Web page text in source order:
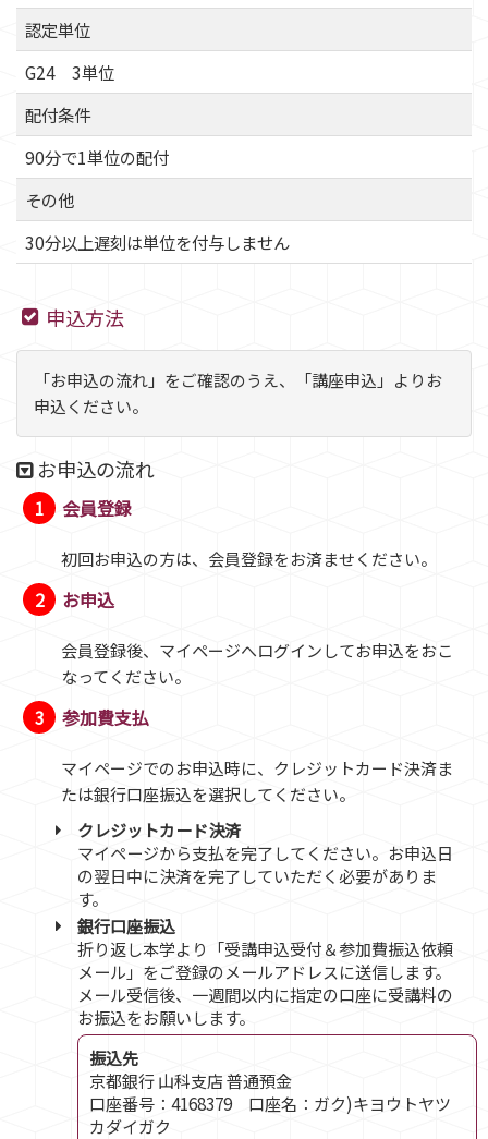
認定単位
G24 3単位
配付条件
90分で1単位の配付
その他
30分以上遅刻は単位を付与しません
申込方法
「お申込の流れ」をご確認のうえ、「講座申込」よりお
申込ください。
お申込の流れ
1 会員登録
初回お申込の方は、会員登録をお済ませください。
2 お申込
会員登録後、マイページへログインしてお申込をおこ
なってください。
3 参加費支払
マイページでのお申込時に、クレジットカード決済ま
たは銀行口座振込を選択してください。
クレジットカード決済
マイページから支払を完了してください。お申込日
の翌日中に決済を完了していただく必要がありま
す。
銀行口座振込
折り返し本学より「受講申込受付＆参加費振込依頼
メール」をご登録のメールアドレスに送信します。
メール受信後、一週間以内に指定の口座に受講料の
お振込をお願いします。
振込先
京都銀行 山科支店 普通預金
口座番号：4168379 口座名：ガク)キヨウトヤツ
カダイガク